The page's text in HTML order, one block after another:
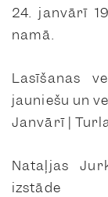
24. janvārī
namā.
Lasīšanas
jauniešu un
Janvārī |
Nataļjas
izstāde